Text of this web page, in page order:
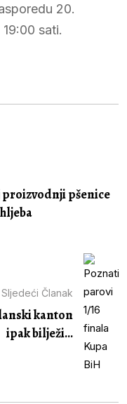
20.
sati.
pšenice
Sljedeći Članak
kanton
ipak bilježi...